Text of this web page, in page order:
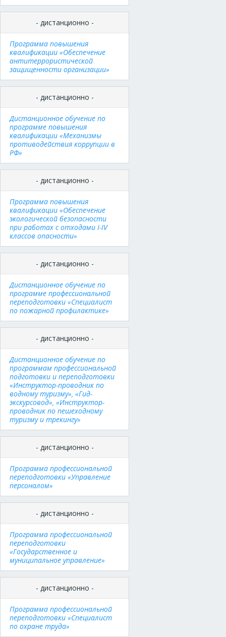
- дистанционно -
Программа повышения
квалификации «Обеспечение
антитеррористической
защищенности организации»
- дистанционно -
Дистанционное обучение по
программе повышения
квалификации «Механизмы
противодействия коррупции в
РФ»
- дистанционно -
Программа повышения
квалификации «Обеспечение
экологической безопасности
при работах с отходами I-IV
классов опасности»
- дистанционно -
Дистанционное обучение по
программе профессиональной
переподготовки «Специалист
по пожарной профилактике»
- дистанционно -
Дистанционное обучение по
программам профессиональной
подготовки и переподготовки
«Инструктор-проводник по
водному туризму», «Гид-
экскурсовод», «Инструктор-
проводник по пешеходному
туризму и трекингу»
- дистанционно -
Программа профессиональной
переподготовки «Управление
персоналом»
- дистанционно -
Программа профессиональной
переподготовки
«Государственное и
муниципальное управление»
- дистанционно -
Программа профессиональной
переподготовки «Специалист
по охране труда»